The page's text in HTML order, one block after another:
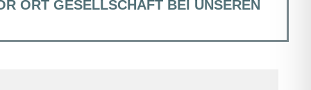
ORT GESELLSCHAFT BEI UNSEREN